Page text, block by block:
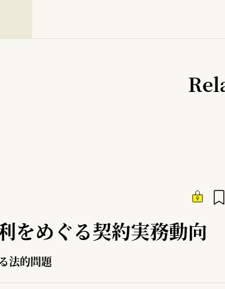
をめぐる契約実務動向
法的問題